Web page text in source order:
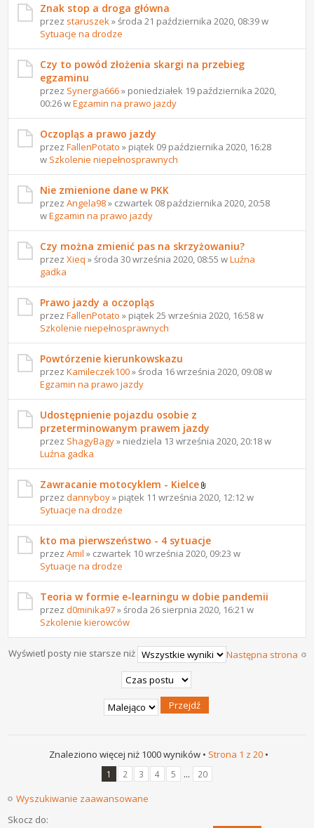
Znak stop a droga główna
przez staruszek » środa 21 października 2020, 08:39 w
Sytuacje na drodze
Czy to powód złożenia skargi na przebieg
egzaminu
przez Synergia666» poniedziałek 19 października 2020,
00:26 wEgzamin na prawo jazdy
Oczopląs a prawo jazdy
przezFallenPotato » piątek 09 października 2020, 16:28
w Szkolenie niepełnosprawnych
Nie zmienione dane w PKK
przezAngela98» czwartek 08 października 2020, 20:58
wEgzamin na prawo jazdy
Czy można zmienić pas na skrzyżowaniu?
przezXieq » środa 30 września 2020, 08:55 wLuźna
gadka
Prawo jazdy a oczopląs
przezFallenPotato » piątek 25 września 2020, 16:58 w
Szkolenie niepełnosprawnych
Powtórzenie kierunkowskazu
przezKamileczek100» środa 16 września 2020, 09:08 w
Egzamin na prawo jazdy
Udostępnienie pojazdu osobie z
przeterminowanym prawem jazdy
przez ShagyBagy» niedziela 13 września 2020, 20:18 w
Luźna gadka
Zawracanie motocyklem - Kielce
przezdannyboy» piątek 11 września 2020, 12:12 w
Sytuacje na drodze
kto ma pierwszeństwo - 4 sytuacje
przezAmil » czwartek 10 września 2020, 09:23 w
Sytuacje na drodze
Teoria w formie e-learningu w dobie pandemii
przezd0minika97» środa 26 sierpnia 2020, 16:21 w
Szkolenie kierowców
Następna strona
Wyświetl posty nie starsze niż
Znaleziono więcej niż 1000 wyników • Strona 1 z 20 •
1 2 3 4 5 ... 20
Wyszukiwanie zaawansowane
Skocz do: